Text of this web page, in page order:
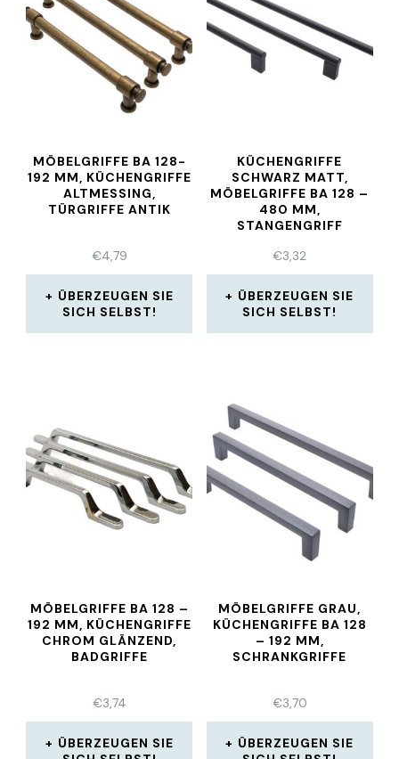
MÖBELGRIFFE BA 128-
192 MM, KÜCHENGRIFFE
ALTMESSING,
TÜRGRIFFE ANTIK
€4,79
ÜBERZEUGEN SIE
SICH SELBST!
KÜCHENGRIFFE
SCHWARZ MATT,
MÖBELGRIFFE BA 128 –
480 MM,
STANGENGRIFF
€3,32
ÜBERZEUGEN SIE
SICH SELBST!
MÖBELGRIFFE BA 128 –
192 MM, KÜCHENGRIFFE
CHROM GLÄNZEND,
BADGRIFFE
€3,74
ÜBERZEUGEN SIE
MÖBELGRIFFE GRAU,
KÜCHENGRIFFE BA 128
– 192 MM,
SCHRANKGRIFFE
€3,70
ÜBERZEUGEN SIE